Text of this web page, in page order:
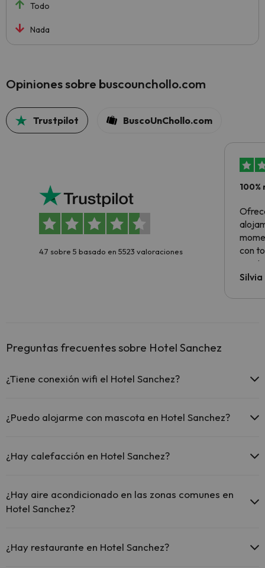
Todo
Nada
Opiniones sobre buscounchollo.com
Trustpilot BuscoUnChollo.com
4.7 sobre 5 basado en 5523 valoraciones
con
Preguntas frecuentes sobre Hotel Sanchez
¿Tiene conexión wifi el Hotel Sanchez?
El Hotel Sanchez ofrece Wi-Fi gratuito en zonas comunes.
¿Puedo alojarme con mascota en Hotel Sanchez?
¿Hay calefacción en Hotel Sanchez?
¿Hay aire acondicionado en las zonas comunes en
Hotel Sanchez?
¿Hay restaurante en Hotel Sanchez?